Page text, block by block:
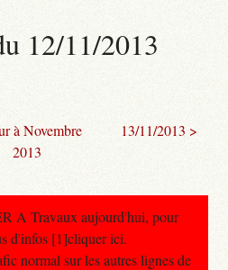
12/11/2013
à Novembre
2013
13/11/2013 >
A Travaux aujourd'hui, pour
d'infos [1]cliquer ici.
normal sur les autres lignes de